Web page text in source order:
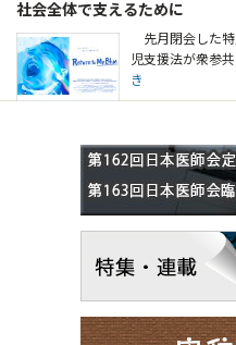
社会全体で支えるために
先月閉会した
児支援法が衆参
き